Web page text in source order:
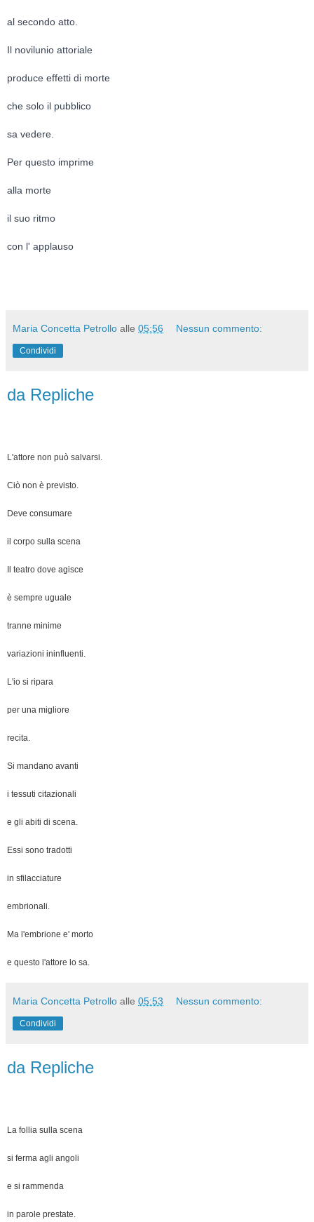
al secondo atto.
Il novilunio attoriale
produce effetti di morte
che solo il pubblico
sa vedere.
Per questo imprime
alla morte
il suo ritmo
con l' applauso
Maria Concetta Petrollo alle 05:56 Nessun commento:
Condividi
da Repliche
L'attore non può salvarsi.
Ciò non è previsto.
Deve consumare
il corpo sulla scena
Il teatro dove agisce
è sempre uguale
tranne minime
variazioni ininfluenti.
L'io si ripara
per una migliore
recita.
Si mandano avanti
i tessuti citazionali
e gli abiti di scena.
Essi sono tradotti
in sfilacciature
embrionali.
Ma l'embrione e' morto
e questo l'attore lo sa.
Maria Concetta Petrollo alle 05:53 Nessun commento:
Condividi
da Repliche
La follia sulla scena
si ferma agli angoli
e si rammenda
in parole prestate.